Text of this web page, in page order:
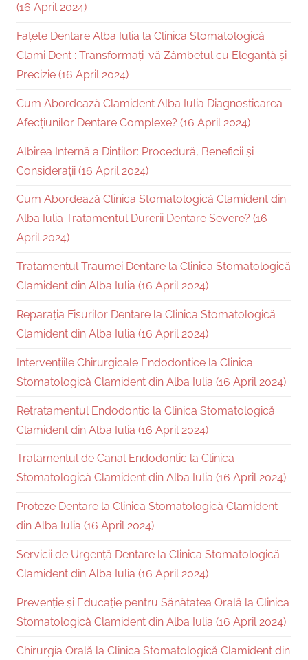
(16 April 2024)
Fațete Dentare Alba Iulia la Clinica Stomatologică
Clami Dent : Transformați-vă Zâmbetul cu Eleganță și
Precizie (16 April 2024)
Cum Abordează Clamident Alba Iulia Diagnosticarea
Afecțiunilor Dentare Complexe? (16 April 2024)
Albirea Internă a Dinților: Procedură, Beneficii și
Considerații (16 April 2024)
Cum Abordează Clinica Stomatologică Clamident din
Alba Iulia Tratamentul Durerii Dentare Severe? (16
April 2024)
Tratamentul Traumei Dentare la Clinica Stomatologică
Clamident din Alba Iulia (16 April 2024)
Reparația Fisurilor Dentare la Clinica Stomatologică
Clamident din Alba Iulia (16 April 2024)
Intervențiile Chirurgicale Endodontice la Clinica
Stomatologică Clamident din Alba Iulia (16 April 2024)
Retratamentul Endodontic la Clinica Stomatologică
Clamident din Alba Iulia (16 April 2024)
Tratamentul de Canal Endodontic la Clinica
Stomatologică Clamident din Alba Iulia (16 April 2024)
Proteze Dentare la Clinica Stomatologică Clamident
din Alba Iulia (16 April 2024)
Servicii de Urgență Dentare la Clinica Stomatologică
Clamident din Alba Iulia (16 April 2024)
Prevenție și Educație pentru Sănătatea Orală la Clinica
Stomatologică Clamident din Alba Iulia (16 April 2024)
Chirurgia Orală la Clinica Stomatologică Clamident din